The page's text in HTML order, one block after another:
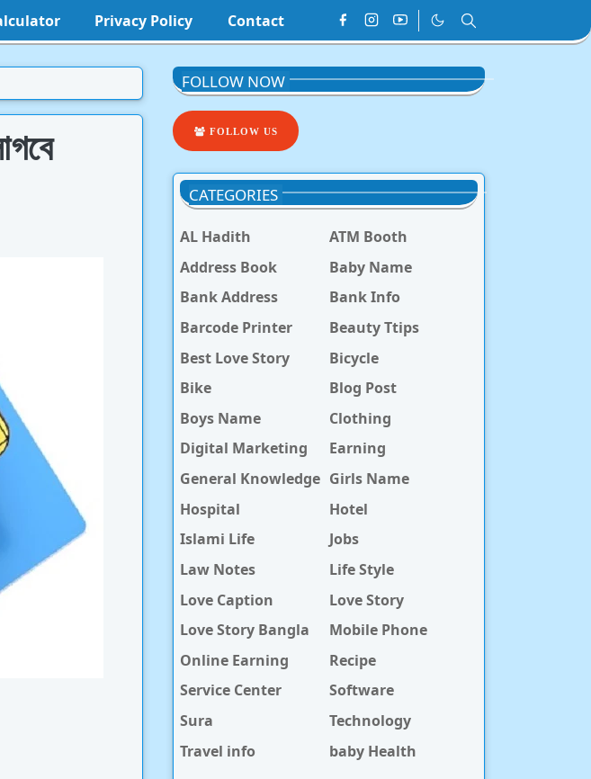
Privacy Policy Contact
FOLLOW NOW
FOLLOW US
CATEGORIES
AL Hadith
ATM Booth
Address Book
Baby Name
Bank Address
Bank Info
Barcode Printer
Beauty Ttips
Best Love Story
Bicycle
Bike
Blog Post
Boys Name
Clothing
Digital Marketing
Earning
General Knowledge Girls Name
Hospital
Hotel
Islami Life
Jobs
Law Notes
Life Style
Love Caption
Love Story
Love Story Bangla
Mobile Phone
Online Earning
Recipe
Service Center
Software
Sura
Technology
Travel info
baby Health